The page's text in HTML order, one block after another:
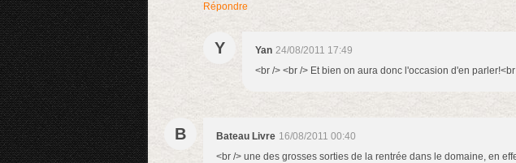
Répondre
Y Yan 24/08/2011 17:49
<br /> <br /> Et bien on aura donc l'occasion d'en
B Bateau Livre 16/08/2011 00:40
<br /> une des grosses sorties de la rentrée dans le domaine, en